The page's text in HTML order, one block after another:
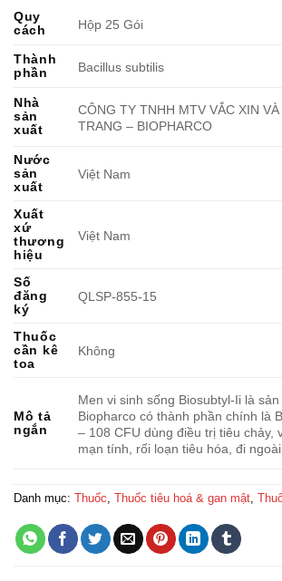
Quy
cách
Hộp 25 Gói
Thành
phần
Bacillus subtilis
Nhà
sản
xuất
CÔNG TY TNHH MTV VẮC XIN
TRANG – BIOPHARCO
Nước
sản
xuất
Việt Nam
Xuất
xứ
thương
hiệu
Việt Nam
Số
đăng
ký
QLSP-855-15
Thuốc
cần kê
toa
Không
Mô tả
ngắn
Men vi sinh sống Biosubtyl-Ii là
Biopharco có thành phần chính là
– 108 CFU dùng điều trị tiêu chảy,
mạn tính, rối loạn tiêu hóa, đi ngoài
Danh mục: Thuốc, Thuốc tiêu hoá & gan mật,